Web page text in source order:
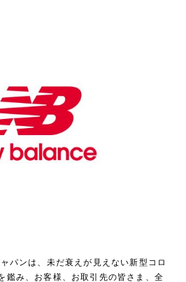
パンは、未だ衰えが見えない新型コロ
鑑み、お客様、お取引先の皆さま、全